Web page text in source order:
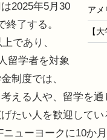
2025年5月30
了する。
であり、
留学者を対象
制度では、
える人や、留学を
たい人を歓迎してい
ューヨークに10か